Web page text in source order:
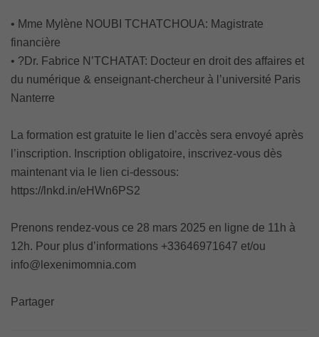
• Mme Mylène NOUBI TCHATCHOUA: Magistrate
financière
• ?Dr. Fabrice N’TCHATAT: Docteur en droit des affaires et
du numérique & enseignant-chercheur à l’université Paris
Nanterre
La formation est gratuite le lien d’accès sera envoyé après
l’inscription. Inscription obligatoire, inscrivez-vous dès
maintenant via le lien ci-dessous:
https://lnkd.in/eHWn6PS2
Prenons rendez-vous ce 28 mars 2025 en ligne de 11h à
12h. Pour plus d’informations +33646971647 et/ou
info@lexenimomnia.com
Partager